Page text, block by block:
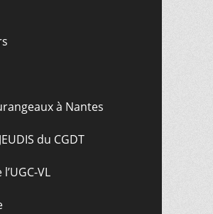
à Nantes
du CGDT
VL